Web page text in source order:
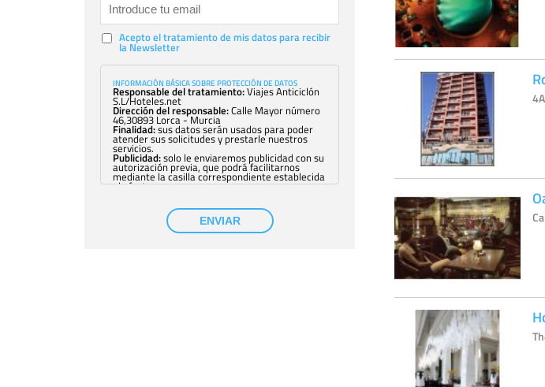
Acepto el tratamiento de mis datos para recibir
la Newsletter
INFORMACIÓN BÁSICA SOBRE PROTECCIÓN DE DATOS
Responsable del tratamiento:Viajes Anticiclón
S.L/Hoteles.net
Dirección del responsable:Calle Mayor número
46,30893 Lorca - Murcia
Finalidad:sus datos serán usados para poder
atender sus solicitudes y prestarle nuestros
servicios.
Publicidad:solo le enviaremos publicidad con su
autorización previa, que podrá facilitarnos
mediante la casilla correspondiente establecida
al efecto.
con su consentimiento previo, que podrá
facilitarnos mediante la casilla correspondiente
establecida al efecto.
Destinatarios:con carácter general, sólo el
ENVIAR